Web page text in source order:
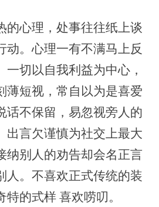
的心理，处事往往纸上谈
动。心理一有不满马上反
一切以自我利益为中心，
薄短视，常自以为是喜爱
话不保留，易忽视旁人的
出言欠谨慎为社交上最大
纳别人的劝告却会名正言
人。不喜欢正式传统的装
特的式样 喜欢唠叨。